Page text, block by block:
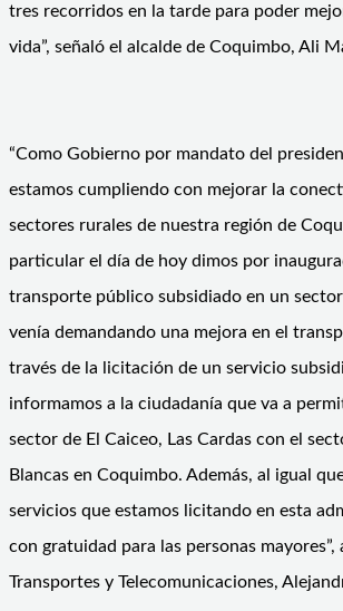
tres recorridos en la tarde para poder
vida”, señaló el alcalde de Coquimbo, Ali
“Como Gobierno por mandato del
estamos cumpliendo con mejorar la
sectores rurales de nuestra región de
particular el día de hoy dimos por
transporte público subsidiado en un
venía demandando una mejora en el
través de la licitación de un servicio
informamos a la ciudadanía que va a
sector de El Caiceo, Las Cardas con el
Blancas en Coquimbo. Además, al igual
servicios que estamos licitando en esta
con gratuidad para las personas mayores”,
Transportes y Telecomunicaciones,